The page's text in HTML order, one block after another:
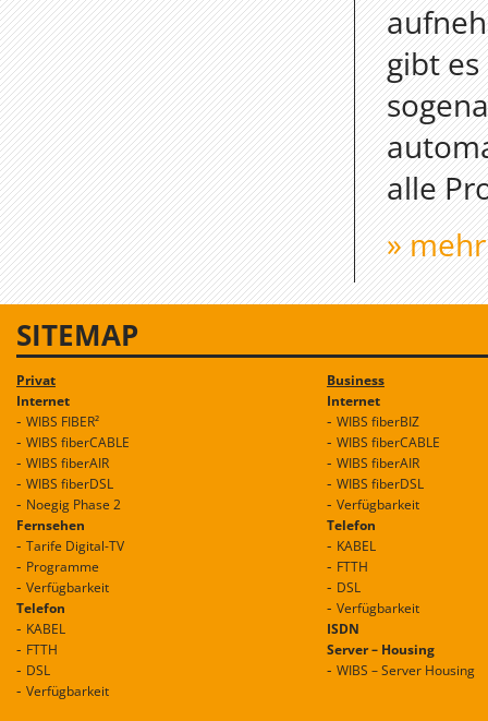
gibt
alle
»
SITEMAP
Privat
Internet
WIBS FIBER²
WIBS fiberCABLE
WIBS fiberAIR
WIBS fiberDSL
Noegig Phase 2
Fernsehen
Tarife Digital-TV
Programme
Verfügbarkeit
Telefon
KABEL
FTTH
DSL
Verfügbarkeit
Business
Internet
WIBS fiberBIZ
WIBS fiberCABLE
WIBS fiberAIR
WIBS fiberDSL
Verfügbarkeit
Telefon
KABEL
FTTH
DSL
Verfügbarkeit
ISDN
Server – Housing
WIBS – Server Housing